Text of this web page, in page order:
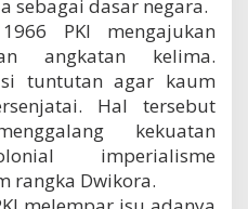
sebagai dasar negara.
PKI mengajukan
angkatan kelima.
tuntutan agar kaum
Hal tersebut
kekuatan
imperialisme
rangka Dwikora.